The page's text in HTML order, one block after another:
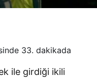
33. dakikada
ile girdiği ikili